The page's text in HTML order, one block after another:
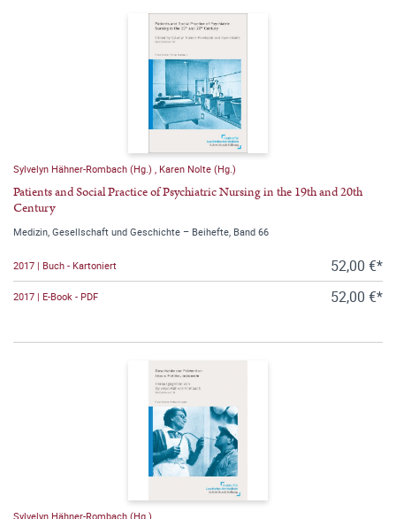
Sylvelyn Hähner-Rombach (Hg.) Karen Nolte (Hg.)
Patients and Social Practice of Psychiatric Nursing in the 19th and 20th
Century
Medizin, Gesellschaft und Geschichte – Beihefte, Band 66
2017 | Buch - Kartoniert 52,00 €*
2017 | E-Book - PDF 52,00 €*
Sylvelyn Hähner-Rombach (Hg.)